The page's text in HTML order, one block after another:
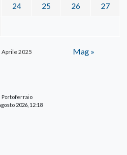
Aprile 2025
24 25 26 27
Mag »
Portoferraio
2026, 12:18